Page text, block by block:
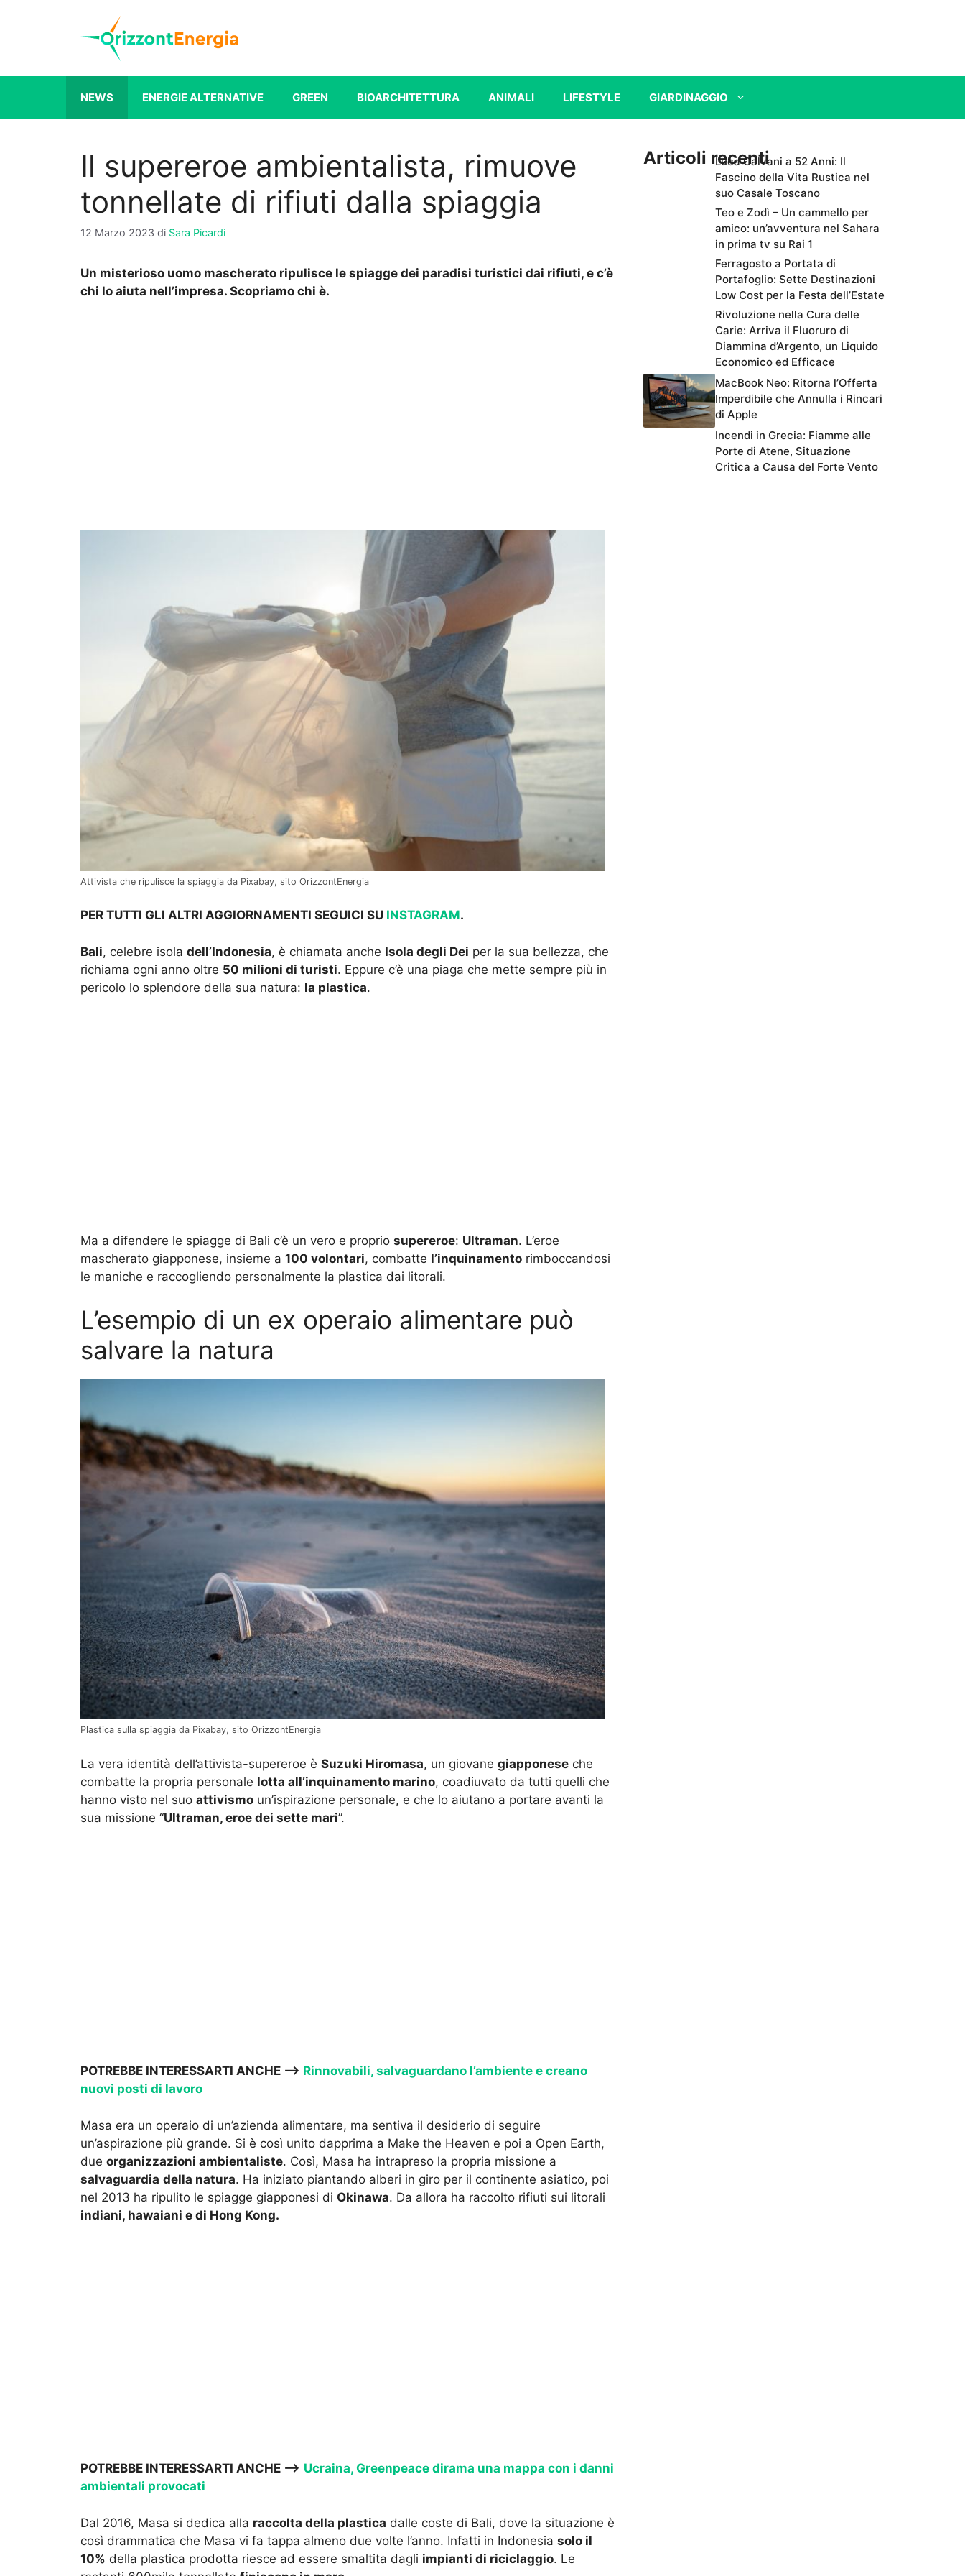
NEWS ENERGIE ALTERNATIVE GREEN BIOARCHITETTURA ANIMALI LIFESTYLE GIARDINAGGIO
Il supereroe ambientalista, rimuove
tonnellate di rifiuti dalla spiaggia
12 Marzo 2023 di Sara Picardi
Un misterioso uomo mascherato ripulisce le spiagge dei paradisi turistici dai rifiuti, e c’è
chi lo aiuta nell’impresa. Scopriamo chi è.
Attivista che ripulisce la spiaggia da Pixabay, sito OrizzontEnergia
PER TUTTI GLI ALTRI AGGIORNAMENTI SEGUICI SU INSTAGRAM.
Bali, celebre isola dell’Indonesia, è chiamata anche Isola degli Dei per la sua bellezza, che
richiama ogni anno oltre 50 milioni di turisti. Eppure c’è una piaga che mette sempre più in
pericolo lo splendore della sua natura: la plastica.
Ma a difendere le spiagge di Bali c’è un vero e proprio supereroe: Ultraman. L’eroe
mascherato giapponese, insieme a 100 volontari, combatte l’inquinamento rimboccandosi
le maniche e raccogliendo personalmente la plastica dai litorali.
L’esempio di un ex operaio alimentare può
salvare la natura
Plastica sulla spiaggia da Pixabay, sito OrizzontEnergia
La vera identità dell’attivista-supereroe è Suzuki Hiromasa, un giovane giapponese che
combatte la propria personale lotta all’inquinamento marino, coadiuvato da tutti quelli che
hanno visto nel suo attivismo un’ispirazione personale, e che lo aiutano a portare avanti la
sua missione “Ultraman, eroe dei sette mari”.
POTREBBE INTERESSARTI ANCHE —-> Rinnovabili, salvaguardano l’ambiente e creano
nuovi posti di lavoro
Masa era un operaio di un’azienda alimentare, ma sentiva il desiderio di seguire
un’aspirazione più grande. Si è così unito dapprima a Make the Heaven e poi a Open Earth,
due organizzazioni ambientaliste. Così, Masa ha intrapreso la propria missione a
salvaguardia della natura. Ha iniziato piantando alberi in giro per il continente asiatico, poi
nel 2013 ha ripulito le spiagge giapponesi di Okinawa. Da allora ha raccolto rifiuti sui litorali
indiani, hawaiani e di Hong Kong.
POTREBBE INTERESSARTI ANCHE —-> Ucraina, Greenpeace dirama una mappa con i danni
ambientali provocati
Dal 2016, Masa si dedica alla raccolta della plastica dalle coste di Bali, dove la situazione è
così drammatica che Masa vi fa tappa almeno due volte l’anno. Infatti in Indonesia solo il
10% della plastica prodotta riesce ad essere smaltita dagli impianti di riciclaggio. Le
Articoli recentiLuca Calvani a 52 Anni: Il
Fascino della Vita Rustica nel
suo Casale Toscano
Teo e Zodì – Un cammello per
amico: un’avventura nel Sahara
in prima tv su Rai 1
Ferragosto a Portata di
Portafoglio: Sette Destinazioni
Low Cost per la Festa dell’Estate
Rivoluzione nella Cura delle
Carie: Arriva il Fluoruro di
Diammina d’Argento, un Liquido
Economico ed Efficace
MacBook Neo: Ritorna l’Offerta
Imperdibile che Annulla i Rincari
di Apple
Incendi in Grecia: Fiamme alle
Porte di Atene, Situazione
Critica a Causa del Forte Vento